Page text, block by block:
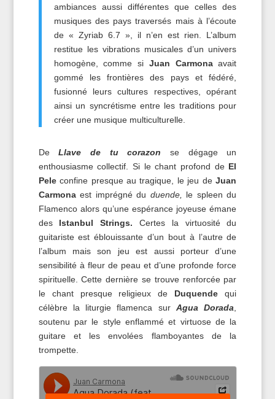
ambiances aussi différentes que celles des
musiques des pays traversés mais à l’écoute
de « Zyriab 6.7 », il n’en est rien. L’album
restitue les vibrations musicales d’un univers
homogène, comme si Juan Carmonaavait
gommé les frontières des pays et fédéré,
fusionné leurs cultures respectives, opérant
ainsi un syncrétisme entre les traditions pour
créer une musique multiculturelle.
DeLlave de tu corazon se dégage un
enthousiasme collectif. Si le chant profond de El
Peleconfine presque au tragique, le jeu deJuan
Carmonaest imprégné du duende,
le spleen du
Flamenco alors qu’une espérance joyeuse émane
des Istanbul Strings. Certes la virtuosité du
guitariste est éblouissante d’un bout à l’autre de
l’album mais son jeu est aussi porteur d’une
sensibilité à fleur de peau et d’une profonde force
spirituelle. Cette dernière se trouve renforcée par
le chant presque religieux de Duquende qui
célèbre la liturgie flamenca surAgua Dorada
soutenu par le style enflammé et virtuose de la
guitare et les envolées flamboyantes de la
trompette.